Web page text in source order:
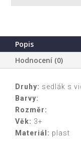
krabičce
množství
Popis
Hodnocení (0)
Druhy: sedlák s
Barvy:
Rozměr:
Věk: 3+
Materiál: plast